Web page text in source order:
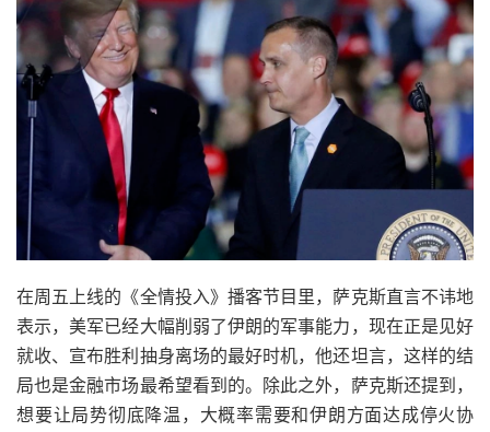
在周五上线的《全情投入》播客节目里，萨克斯直言不讳地
表示，美军已经大幅削弱了伊朗的军事能力，现在正是见好
就收、宣布胜利抽身离场的最好时机，他还坦言，这样的结
局也是金融市场最希望看到的。除此之外，萨克斯还提到，
想要让局势彻底降温，大概率需要和伊朗方面达成停火协